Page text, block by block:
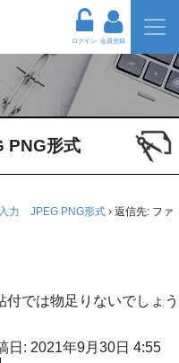
ログイン 会員登録
PNG形式
力 JPEG PNG形式 › 返信先: ファ
では物足りないでしょう
日: 2021年9月30日 4:55